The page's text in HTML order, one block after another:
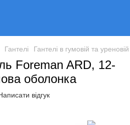
Гантелі Гантелі в гумовій та
Foreman ARD, 12-
оболонка
відгук